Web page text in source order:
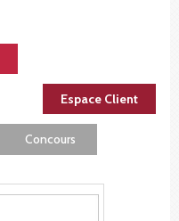
Espace Client
Concours